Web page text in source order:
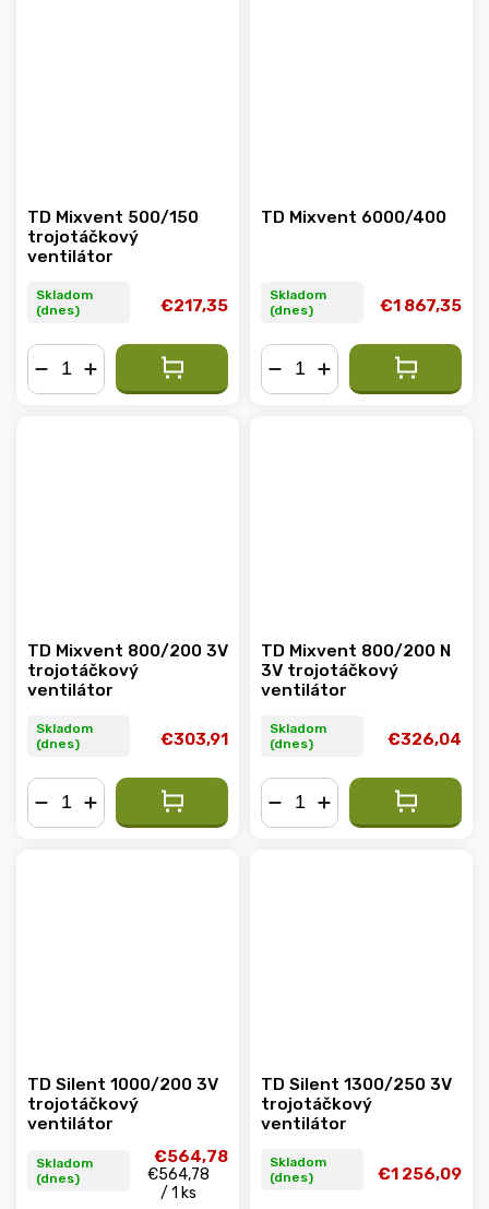
TD Mixvent 500/150
trojotáčkový
ventilátor
Skladom
(dnes)
€217,35
TD Mixvent 6000/400
Skladom
(dnes)
€1 867,35
TD Mixvent 800/200 3V
trojotáčkový
ventilátor
Skladom
(dnes)
€303,91
TD Mixvent 800/200 N
3V trojotáčkový
ventilátor
Skladom
(dnes)
€326,04
TD Silent 1000/200 3V
trojotáčkový
ventilátor
Skladom
(dnes)
€564,78
€564,78
/ 1 ks
TD Silent 1300/250 3V
trojotáčkový
ventilátor
Skladom
(dnes)
€1 256,09